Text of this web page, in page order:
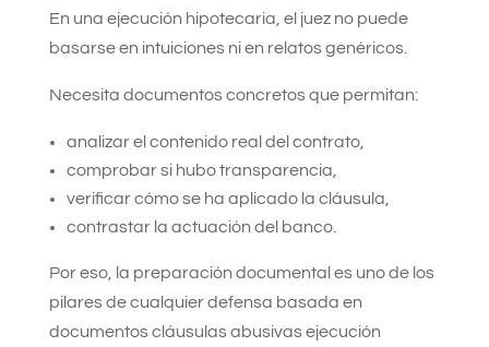
En una ejecución hipotecaria, el juez no puede
basarse en intuiciones ni en relatos genéricos.
Necesita documentos concretos que permitan:
analizar el contenido real del contrato,
comprobar si hubo transparencia,
verificar cómo se ha aplicado la cláusula,
contrastar la actuación del banco.
Por eso, la preparación documental es uno de los
pilares de cualquier defensa basada en
documentos cláusulas abusivas ejecución